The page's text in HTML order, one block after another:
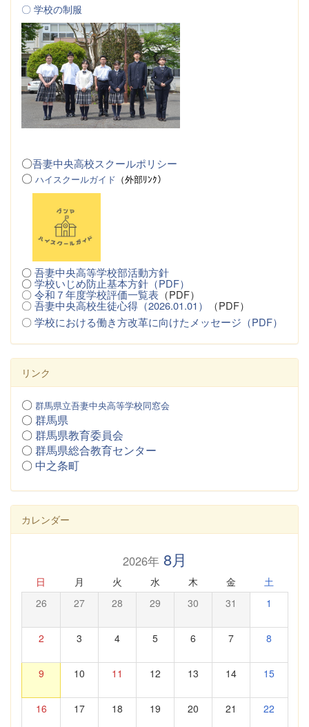
〇 学校の制服
〇吾妻中央高校スクールポリシー
〇 ハイスクールガイド （外部ﾘﾝｸ）
〇吾妻中央高等学校部活動方針
〇学校いじめ防止基本方針（PDF）
〇令和７年度学校評価一覧表 （PDF）
〇吾妻中央高校生徒心得（2026.01.01）
（PDF）
〇学校における働き方改革に向けたメッセージ（PDF）
リンク
〇 群馬県立吾妻中央高等学校同窓会
〇 群馬県
〇 群馬県教育委員会
〇 群馬県総合教育センター
〇 中之条町
カレンダー
2026年8月
日 月 火 水 木 金 土
26 27 28 29 30 31 1
2 3 4 5 6 7 8
9 10 11 12 13 14 15
16 17 18 19 20 21 22